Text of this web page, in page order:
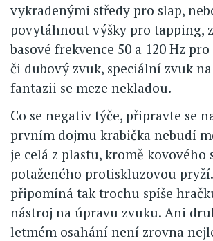
vykradenými středy pro slap,
povytáhnout výšky pro tapping,
basové frekvence 50 a 120 Hz
či dubový zvuk, speciální zvuk na
fantazii se meze nekladou.
Co se negativ týče, připravte se
prvním dojmu krabička nebudí
je celá z plastu, kromě kovového
potaženého protiskluzovou
připomíná tak trochu spíše
nástroj na úpravu zvuku. Ani
letmém osahání není zrovna